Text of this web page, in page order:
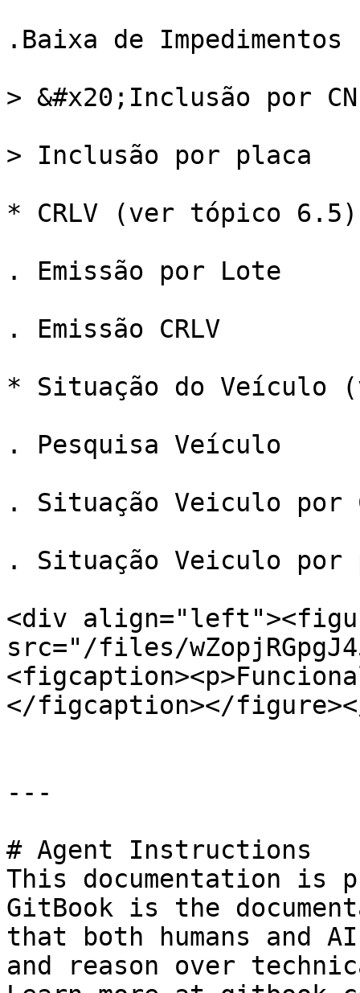
.Baixa de Impedimentos
> &#x20;Inclusão por
> Inclusão por placa
* CRLV (ver tópico 6.5)
. Emissão por Lote
. Emissão CRLV
* Situação do Veículo
. Pesquisa Veículo
. Situação Veiculo por
. Situação Veiculo por
<div
src="/files/
</figcaption></
---
# Agent Instructions
This documentation is
GitBook is the
that both humans and
and reason over